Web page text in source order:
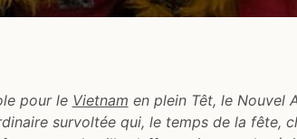
pour le Vietnam en plein Têt, le Nouvel
survoltée qui, le temps de la fête,